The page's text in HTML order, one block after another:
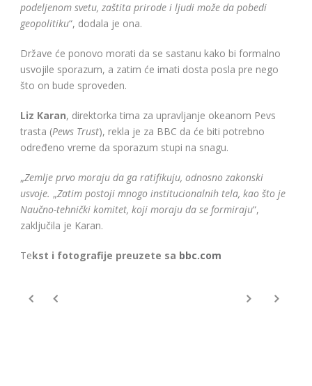
podeljenom svetu, zaštita prirode i ljudi može da pobedi
geopolitiku“, dodala je ona.
Države će ponovo morati da se sastanu kako bi formalno
usvojile sporazum, a zatim će imati dosta posla pre nego
što on bude sproveden.
Liz Karan, direktorka tima za upravljanje okeanom Pevs
trasta (Pews Trust), rekla je za BBC da će biti potrebno
određeno vreme da sporazum stupi na snagu.
„Zemlje prvo moraju da ga ratifikuju, odnosno zakonski
usvoje. „Zatim postoji mnogo institucionalnih tela, kao što je
Naučno-tehnički komitet, koji moraju da se formiraju“,
zaključila je Karan.
Tekst i fotografije preuzete sa bbc.com